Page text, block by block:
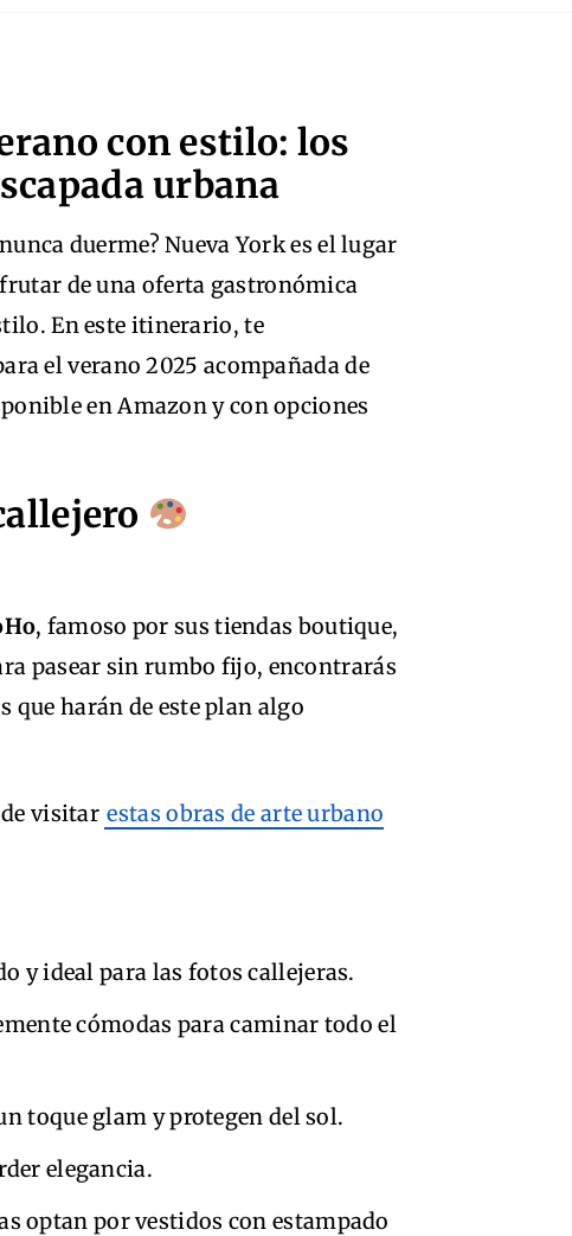
con estilo: los
urbana
duerme? Nueva York es el lugar
de una oferta gastronómica
En este itinerario, te
el verano 2025 acompañada de
en Amazon y con opciones
, famoso por sus tiendas boutique,
pasear sin rumbo fijo, encontrarás
que harán de este plan algo
visitar estas obras de arte urbano
y ideal para las fotos callejeras.
cómodas para caminar todo el
toque glam y protegen del sol.
elegancia.
optan por vestidos con estampado